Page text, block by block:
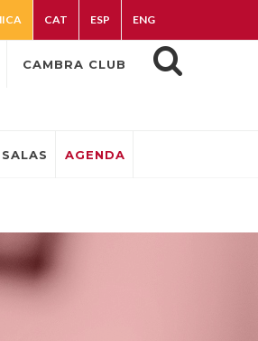
CAT ESP ENG
CAMBRA CLUB
AGENDA